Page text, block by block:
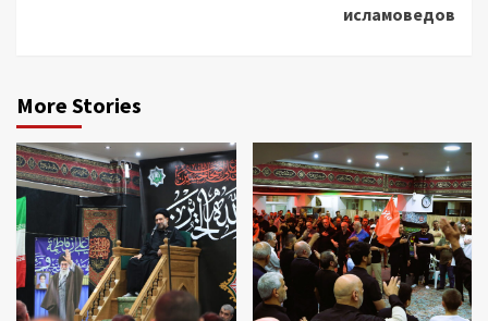
исламоведов
More Stories